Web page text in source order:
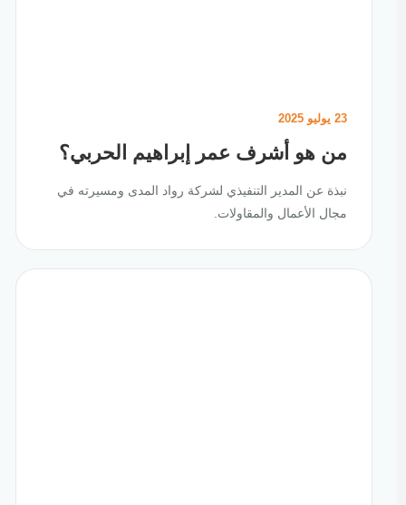
23 يوليو 2025
من هو أشرف عمر إبراهيم الحربي؟
نبذة عن المدير التنفيذي لشركة رواد المدى ومسيرته في
مجال الأعمال والمقاولات.